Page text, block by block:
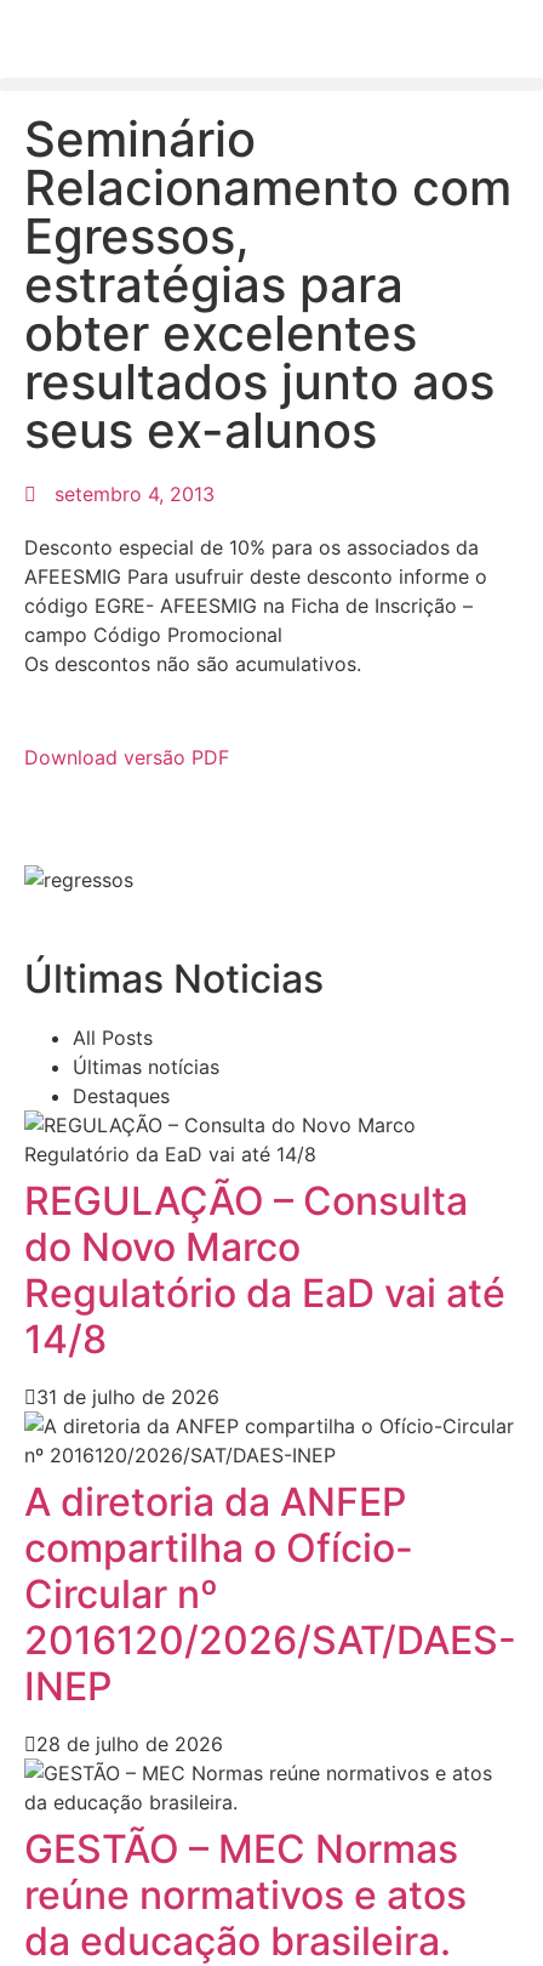
Seminário
Relacionamento com
Egressos,
estratégias para
obter excelentes
resultados junto aos
seus ex-alunos
setembro 4, 2013
Desconto especial de 10% para os associados da
AFEESMIG Para usufruir deste desconto informe o
código EGRE- AFEESMIG na Ficha de Inscrição –
campo Código Promocional
Os descontos não são acumulativos.
Download versão PDF
Últimas Noticias
All Posts
Últimas notícias
Destaques
REGULAÇÃO – Consulta
do Novo Marco
Regulatório da EaD vai até
14/8
31 de julho de 2026
A diretoria da ANFEP
compartilha o Ofício-
Circular nº
2016120/2026/SAT/DAES-
INEP
28 de julho de 2026
GESTÃO – MEC Normas
reúne normativos e atos
da educação brasileira.